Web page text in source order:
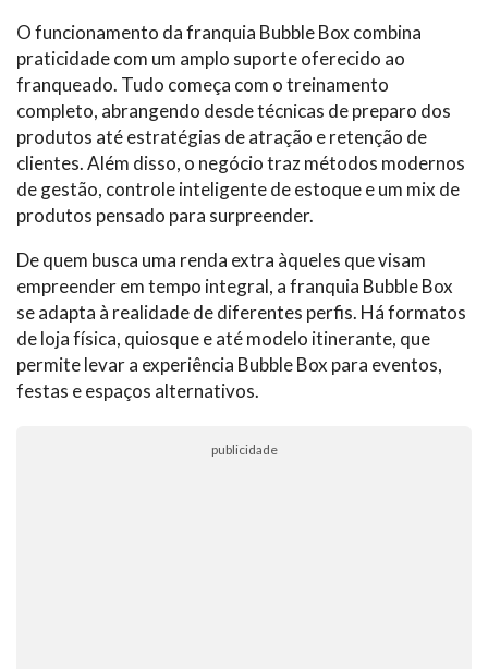
O funcionamento da franquia Bubble Box combina
praticidade com um amplo suporte oferecido ao
franqueado. Tudo começa com o treinamento
completo, abrangendo desde técnicas de preparo dos
produtos até estratégias de atração e retenção de
clientes. Além disso, o negócio traz métodos modernos
de gestão, controle inteligente de estoque e um mix de
produtos pensado para surpreender.
De quem busca uma renda extra àqueles que visam
empreender em tempo integral, a franquia Bubble Box
se adapta à realidade de diferentes perfis. Há formatos
de loja física, quiosque e até modelo itinerante, que
permite levar a experiência Bubble Box para eventos,
festas e espaços alternativos.
publicidade